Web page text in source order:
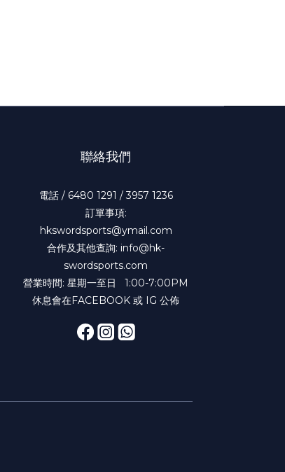
聯絡我們
電話 / 6480 1291 / 3957 1236
訂單事項:
hkswordsports@ymail.com
合作及其他查詢: info@hk-
swordsports.com
營業時間: 星期一至日 1:00-7:00PM
休息會在FACEBOOK 或 IG 公佈